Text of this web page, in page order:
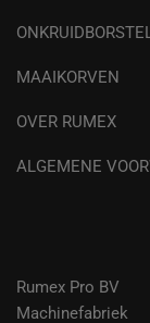
MAAIKORVEN
OVER RUMEX
ALGEMENE
Rumex Pro BV
Machinefabriek